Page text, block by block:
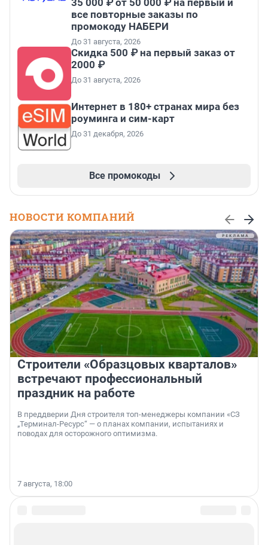
35 000 ₽ от 50 000 ₽ на первый и
все повторные заказы по
промокоду НАБЕРИ
До 31 августа, 2026
Скидка 500 ₽ на первый заказ от
2000 ₽
До 31 августа, 2026
Интернет в 180+ странах мира без
роуминга и сим-карт
До 31 декабря, 2026
Все промокоды
НОВОСТИ КОМПАНИЙ
Строители «Образцовых кварталов»
встречают профессиональный
праздник на работе
В преддверии Дня строителя топ-менеджеры компании «СЗ
„Терминал-Ресурс“ — о планах компании, испытаниях и
поводах для осторожного оптимизма.
7 августа, 18:00